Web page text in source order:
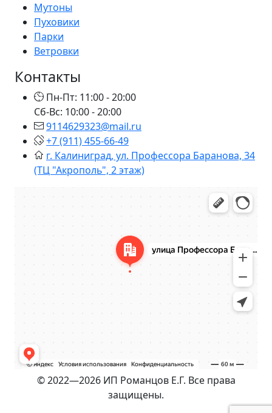
Мутоны
Пуховики
Парки
Ветровки
Контакты
Пн-Пт: 11:00 - 20:00
Сб-Вс: 10:00 - 20:00
9114629323@mail.ru
+7 (911) 455-66-49
г. Калиниград, ул. Профессора Баранова, 34
(ТЦ "Акрополь", 2 этаж)
© 2022—2026 ИП Романцов Е.Г. Все права
защищены.